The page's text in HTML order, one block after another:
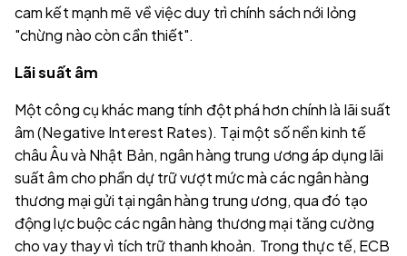
cam kết mạnh mẽ về việc duy trì chính sách nới lỏng
"chừng nào còn cần thiết".
Lãi suất âm
Một công cụ khác mang tính đột phá hơn chính là lãi suất
âm (Negative Interest Rates). Tại một số nền kinh tế
châu Âu và Nhật Bản, ngân hàng trung ương áp dụng lãi
suất âm cho phần dự trữ vượt mức mà các ngân hàng
thương mại gửi tại ngân hàng trung ương, qua đó tạo
động lực buộc các ngân hàng thương mại tăng cường
cho vay thay vì tích trữ thanh khoản. Trong thực tế, ECB